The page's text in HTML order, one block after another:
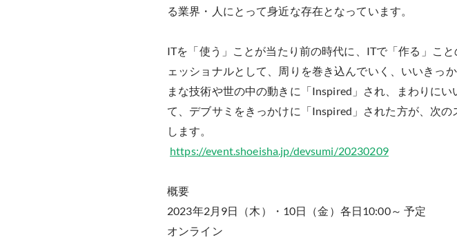
る業界・人にとって身近な存在となっています。
ITを「使う」ことが当たり前の時代に、ITで「作る」こ
ェッショナルとして、周りを巻き込んでいく、いいきっ
まな技術や世の中の動きに「Inspired」され、まわりに
て、デブサミをきっかけに「Inspired」された方が、次
します。
https://event.shoeisha.jp/devsumi/20230209
概要
2023年2月9日（木）・10日（金）各日10:00～ 予定
オンライン